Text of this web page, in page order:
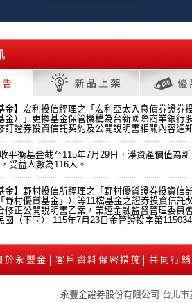
金】宏利投信經理之「宏利亞太入息債券證券
金）」更換基金保管機構為台新國際商業銀行
訂證券投資信託契約及公開說明書相關內容通
平衡基金截至115年7月29日，淨資產價值為
受益人數為116人。
金】野村投信所經理之「野村優質證券投資信託
野村優質基金」）等11檔基金之證券投資信託
修正公開說明書乙案，業經金融監督管理委員
國（下同） 115年7月23日金管證投字第
金】富蘭克林坦伯頓全球投資系列基金之2026
書更新通知。
金】通知施羅德投信總代理之「施羅德環球基
於永豐金 客戶資料保密措施 共同行
永豐金證券股份有限公司 台北市